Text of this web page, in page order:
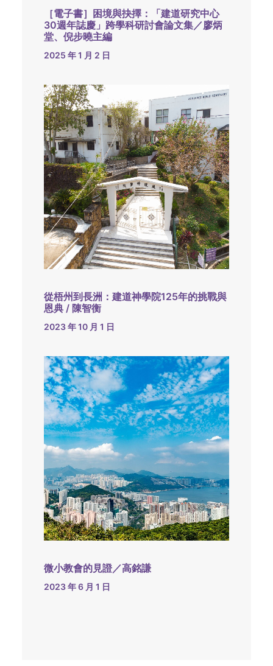
［電子書］困境與抉擇：「建道研究中心
30週年誌慶」跨學科研討會論文集／廖炳
堂、倪步曉主編
2025 年 1 月 2 日
從梧州到長洲：建道神學院125年的挑戰與
恩典 / 陳智衡
2023 年 10 月 1 日
微小教會的見證／高銘謙
2023 年 6 月 1 日